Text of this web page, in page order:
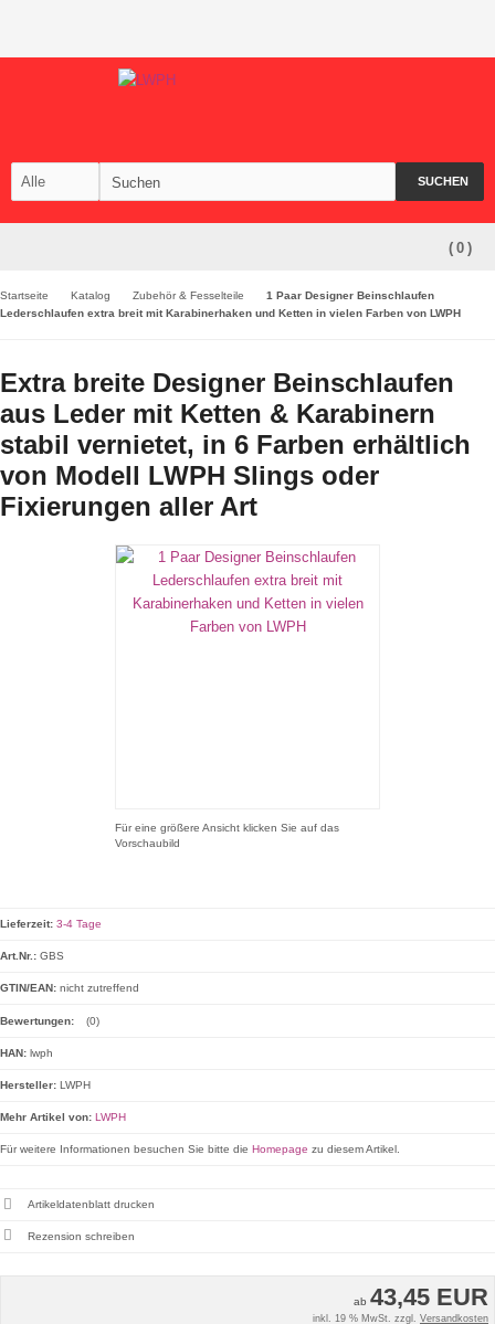
SUCHEN
( 0 )
Startseite Katalog Zubehör & Fesselteile
1 Paar Designer Beinschlaufen
Lederschlaufen extra breit mit Karabinerhaken und Ketten in vielen Farben von LWPH
Extra breite Designer Beinschlaufen
aus Leder mit Ketten & Karabinern
stabil vernietet, in 6 Farben erhältlich
von Modell LWPH Slings oder
Fixierungen aller Art
Für eine größere Ansicht klicken Sie auf das
Vorschaubild
ab 43,45 EUR
inkl. 19 % MwSt. zzgl. Versandkosten
Lieferzeit: 3-4 Tage
Art.Nr.: GBS
GTIN/EAN: nicht zutreffend
Bewertungen: (0)
HAN: lwph
Hersteller: LWPH
Mehr Artikel von: LWPH
Für weitere Informationen besuchen Sie bitte die Homepage zu diesem Artikel.
Artikeldatenblatt drucken
Rezension schreiben